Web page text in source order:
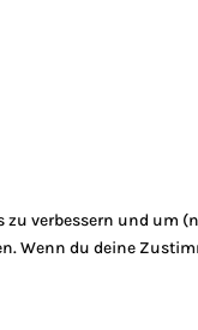
verbessern und um
Wenn du deine